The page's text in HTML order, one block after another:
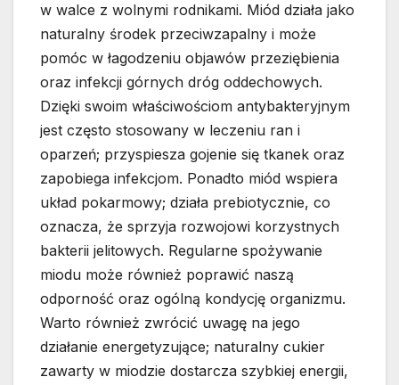
w walce z wolnymi rodnikami. Miód działa jako
naturalny środek przeciwzapalny i może
pomóc w łagodzeniu objawów przeziębienia
oraz infekcji górnych dróg oddechowych.
Dzięki swoim właściwościom antybakteryjnym
jest często stosowany w leczeniu ran i
oparzeń; przyspiesza gojenie się tkanek oraz
zapobiega infekcjom. Ponadto miód wspiera
układ pokarmowy; działa prebiotycznie, co
oznacza, że sprzyja rozwojowi korzystnych
bakterii jelitowych. Regularne spożywanie
miodu może również poprawić naszą
odporność oraz ogólną kondycję organizmu.
Warto również zwrócić uwagę na jego
działanie energetyzujące; naturalny cukier
zawarty w miodzie dostarcza szybkiej energii,